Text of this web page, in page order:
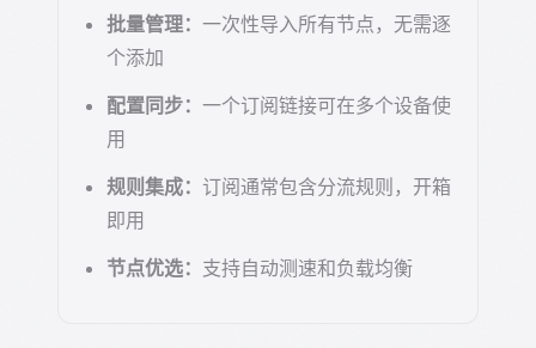
批量管理： 一次性导入所有节点，无需逐
个添加
配置同步： 一个订阅链接可在多个设备使
用
规则集成： 订阅通常包含分流规则，开箱
即用
节点优选： 支持自动测速和负载均衡